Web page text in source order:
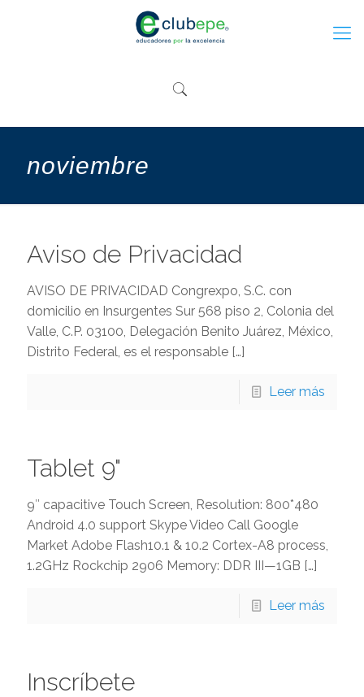
noviembre
Aviso de Privacidad
AVISO DE PRIVACIDAD Congrexpo, S.C. con
domicilio en Insurgentes Sur 568 piso 2, Colonia del
Valle, C.P. 03100, Delegación Benito Juárez, México,
Distrito Federal, es el responsable […]
Leer más
Tablet 9"
9″ capacitive Touch Screen, Resolution: 800*480
Android 4.0 support Skype Video Call Google
Market Adobe Flash10.1 & 10.2 Cortex-A8 process,
1.2GHz Rockchip 2906 Memory: DDR III—1GB […]
Leer más
Inscríbete